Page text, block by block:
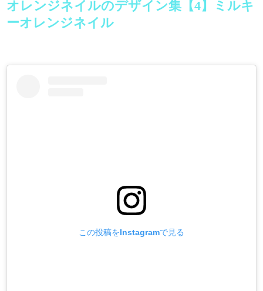
オレンジネイルのデザイン集【4】ミルキ
ーオレンジネイル
この投稿をInstagramで見る